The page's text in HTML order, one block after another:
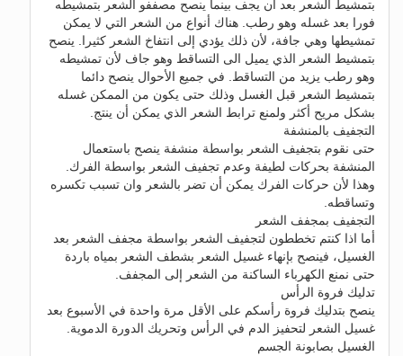
بتمشيط الشعر بعد أن يجف بينما ينصح مصففو الشعر بتمشيطه
فورا بعد غسله وهو رطب. هناك أنواع من الشعر التي لا يمكن
تمشيطها وهي جافة، لأن ذلك يؤدي إلى انتفاخ الشعر كثيرا. ينصح
بتمشيط الشعر الذي يميل الى التساقط وهو جاف لأن تمشيطه
وهو رطب يزيد من التساقط. في جميع الأحوال ينصح دائما
بتمشيط الشعر قبل الغسل وذلك حتى يكون من الممكن غسله
بشكل مريح أكثر ولمنع ترابط الشعر الذي يمكن أن ينتج.
التجفيف بالمنشفة
حتى نقوم بتجفيف الشعر بواسطة منشفة ينصح باستعمال
المنشفة بحركات لطيفة وعدم تجفيف الشعر بواسطة الفرك.
وهذا لأن حركات الفرك يمكن أن تضر بالشعر وان تسبب تكسره
وتساقطه.
التجفيف بمجفف الشعر
أما اذا كنتم تخططون لتجفيف الشعر بواسطة مجفف الشعر بعد
الغسيل، فينصح بإنهاء غسيل الشعر بشطف الشعر بمياه باردة
حتى نمنع الكهرباء الساكنة من الشعر إلى المجفف.
تدليك فروة الرأس
ينصح بتدليك فروة رأسكم على الأقل مرة واحدة في الأسبوع بعد
غسيل الشعر لتحفيز الدم في الرأس وتحريك الدورة الدموية.
الغسيل بصابونة الجسم